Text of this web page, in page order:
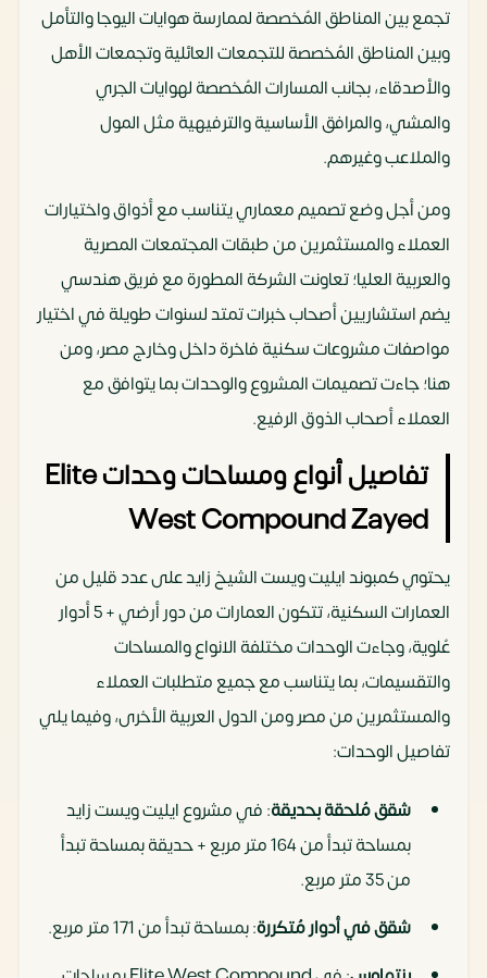
تجمع بين المناطق المُخصصة لممارسة هوايات اليوجا والتأمل
وبين المناطق المُخصصة للتجمعات العائلية وتجمعات الأهل
والأصدقاء، بجانب المسارات المُخصصة لهوايات الجري
والمشي، والمرافق الأساسية والترفيهية مثل المول
والملاعب وغيرهم.
ومن أجل وضع تصميم معماري يتناسب مع أذواق واختيارات
العملاء والمستثمرين من طبقات المجتمعات المصرية
والعربية العليا؛ تعاونت الشركة المطورة مع فريق هندسي
يضم استشاريين أصحاب خبرات تمتد لسنوات طويلة في اختيار
مواصفات مشروعات سكنية فاخرة داخل وخارج مصر، ومن
هنا؛ جاءت تصميمات المشروع والوحدات بما يتوافق مع
العملاء أصحاب الذوق الرفيع.
تفاصيل أنواع ومساحات وحدات Elite
West Compound Zayed
يحتوي كمبوند ايليت ويست الشيخ زايد على عدد قليل من
العمارات السكنية، تتكون العمارات من دور أرضي + 5 أدوار
عُلوية، وجاءت الوحدات مختلفة الانواع والمساحات
والتقسيمات، بما يتناسب مع جميع متطلبات العملاء
والمستثمرين من مصر ومن الدول العربية الأخرى، وفيما يلي
تفاصيل الوحدات:
شقق مُلحقة بحديقة: في مشروع ايليت ويست زايد
بمساحة تبدأ من 164 متر مربع + حديقة بمساحة تبدأ
من 35 متر مربع.
شقق في أدوار مُتكررة: بمساحة تبدأ من 171 متر مربع.